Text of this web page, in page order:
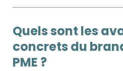
Quels sont les
concrets du
PME ?